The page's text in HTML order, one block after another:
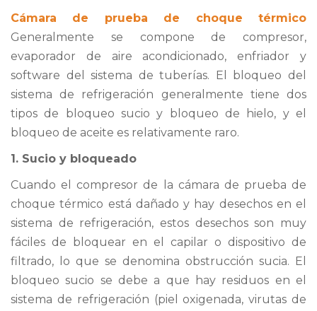
Cámara de prueba de choque térmico
Generalmente se compone de compresor,
evaporador de aire acondicionado, enfriador y
software del sistema de tuberías. El bloqueo del
sistema de refrigeración generalmente tiene dos
tipos de bloqueo sucio y bloqueo de hielo, y el
bloqueo de aceite es relativamente raro.
1. Sucio y bloqueado
Cuando el compresor de la cámara de prueba de
choque térmico está dañado y hay desechos en el
sistema de refrigeración, estos desechos son muy
fáciles de bloquear en el capilar o dispositivo de
filtrado, lo que se denomina obstrucción sucia. El
bloqueo sucio se debe a que hay residuos en el
sistema de refrigeración (piel oxigenada, virutas de